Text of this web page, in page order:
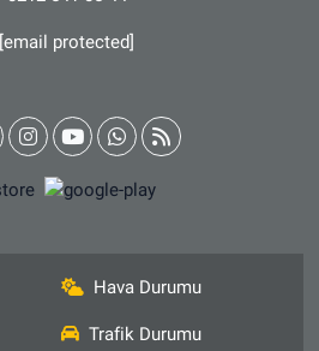
[email protected]
Hava Durumu
Trafik Durumu